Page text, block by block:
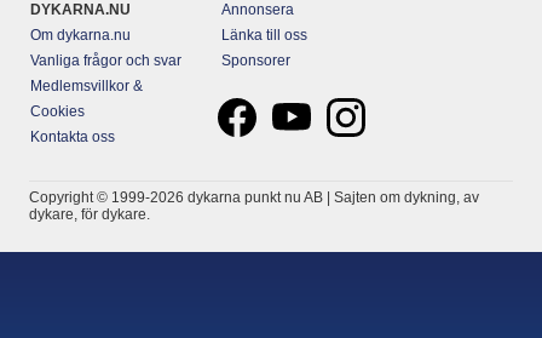
DYKARNA.NU
Om dykarna.nu
Vanliga frågor och svar
Medlemsvillkor &
Cookies
Kontakta oss
Annonsera
Länka till oss
Sponsorer
Copyright © 1999-2026 dykarna punkt nu AB | Sajten om dykning, av
dykare, för dykare.